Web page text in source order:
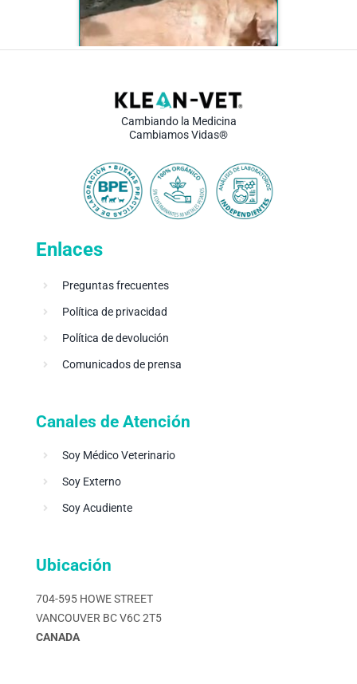
Cambiando la Medicina
Cambiamos Vidas®
Enlaces
Preguntas frecuentes
Política de privacidad
Política de devolución
Comunicados de prensa
Canales de Atención
Soy Médico Veterinario
Soy Externo
Soy Acudiente
Ubicación
704-595 HOWE STREET
VANCOUVER BC V6C 2T5
CANADA